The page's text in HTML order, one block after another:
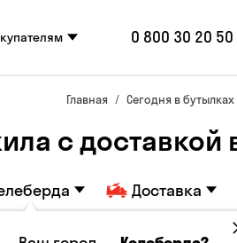
0 800 30 20 50
Главная Сегодня в бутылках
с доставкой
Доставка